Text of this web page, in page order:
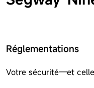
Réglementations
Votre sécurité—et